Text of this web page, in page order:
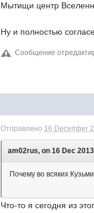
Мытищи центр
Ну и полностью
Сообщение
Отправлено 16 December
am02rus, on 16 Dec
Почему во всяких
Что-то я сегодня из